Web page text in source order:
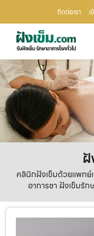
ติดต่อเรา
ฝั
คลินิกฝังเข็มด้วยแพทย์
อาการชา ฝังเข็มรั